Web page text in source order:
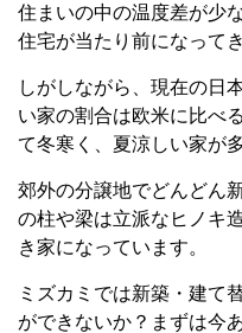
住まいの中の温度差が少
住宅が当たり前になって
しがしながら、現在の日
い家の割合は欧米に比べ
て冬寒く、夏涼しい家が
郊外の分譲地でどんどん
の柱や梁は立派なヒノキ
き家になっています。
ミズカミでは新築・建て
ができないか？まずは今